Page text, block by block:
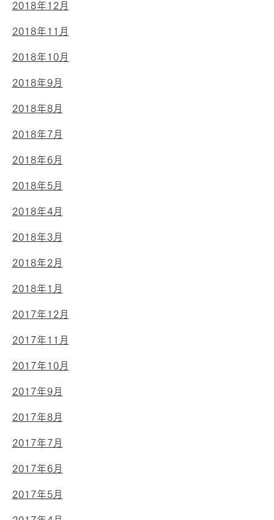
2018年12月
2018年11月
2018年10月
2018年9月
2018年8月
2018年7月
2018年6月
2018年5月
2018年4月
2018年3月
2018年2月
2018年1月
2017年12月
2017年11月
2017年10月
2017年9月
2017年8月
2017年7月
2017年6月
2017年5月